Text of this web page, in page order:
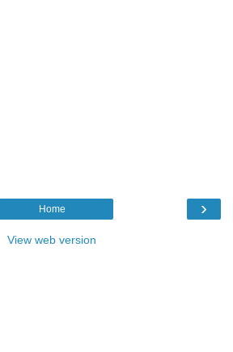
›
Home
View web version